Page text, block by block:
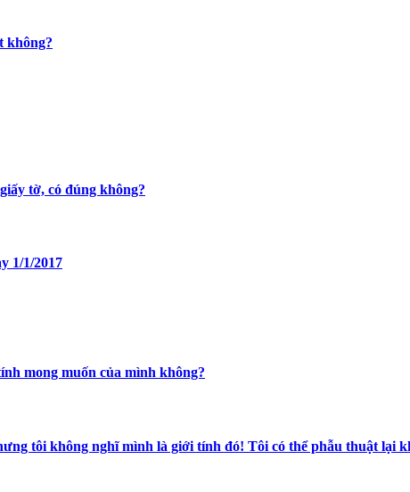
không?
tờ, có đúng không?
1/1/2017
mong muốn của mình không?
tôi không nghĩ mình là giới tính đó! Tôi có thể phẫu thuật lại